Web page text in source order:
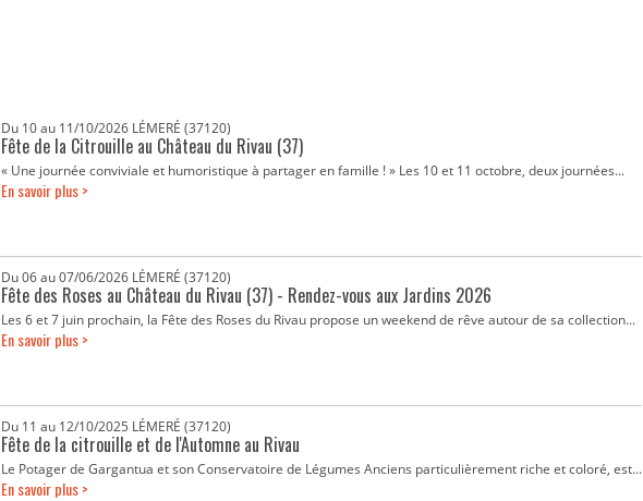
Du 10 au 11/10/2026 LÉMERÉ (37120)
Fête de la Citrouille au Château du Rivau (37)
« Une journée conviviale et humoristique à partager en famille ! » Les 10 et 11 octobre, deux journées...
En savoir plus >
Du 06 au 07/06/2026 LÉMERÉ (37120)
Fête des Roses au Château du Rivau (37) - Rendez-vous aux Jardins 2026
Les 6 et 7 juin prochain, la Fête des Roses du Rivau propose un weekend de rêve autour de sa collection...
En savoir plus >
Du 11 au 12/10/2025 LÉMERÉ (37120)
Fête de la citrouille et de l'Automne au Rivau
Le Potager de Gargantua et son Conservatoire de Légumes Anciens particulièrement riche et coloré, est...
En savoir plus >